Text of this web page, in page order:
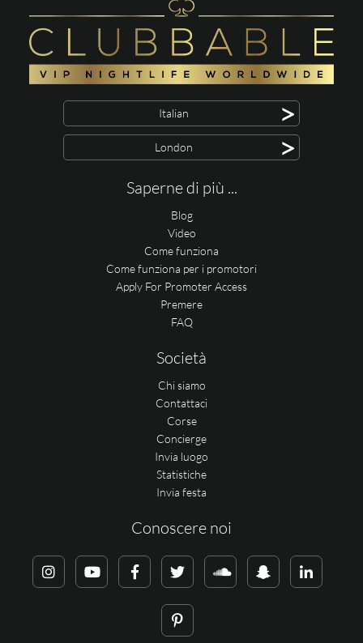
Italian >
London >
Saperne di più ...
Blog
Video
Come funziona
Come funziona per i promotori
Apply For Promoter Access
Premere
FAQ
Società
Chi siamo
Contattaci
Corse
Concierge
Invia luogo
Statistiche
Invia festa
Conoscere noi